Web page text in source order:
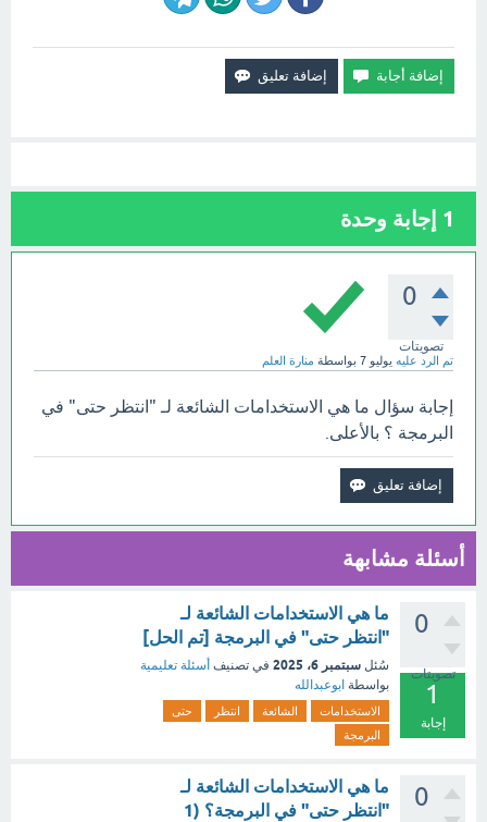
1 إجابة وحدة
0
تصويتات
تم الرد عليه يوليو 7 بواسطة منارة العلم
إجابة سؤال ما هي الاستخدامات الشائعة لـ "انتظر حتى" في
البرمجة ؟ بالأعلى.
أسئلة مشابهة
0
تصويتات
1
إجابة
ما هي الاستخدامات الشائعة لـ
"انتظر حتى" في البرمجة [تم الحل]
سُئل سبتمبر 6، 2025 في تصنيف أسئلة تعليمية
بواسطة ابوعبدالله
الاستخدامات الشائعة انتظر
حتى
البرمجة
0
ما هي الاستخدامات الشائعة لـ
"انتظر حتى" في البرمجة؟ (1